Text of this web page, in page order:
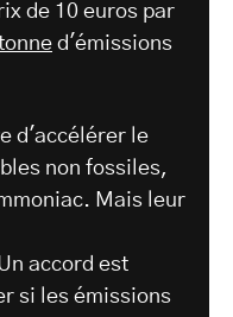
de 10 euros par
d'émissions
d'accélérer le
non fossiles,
Mais leur
accord est
si les émissions